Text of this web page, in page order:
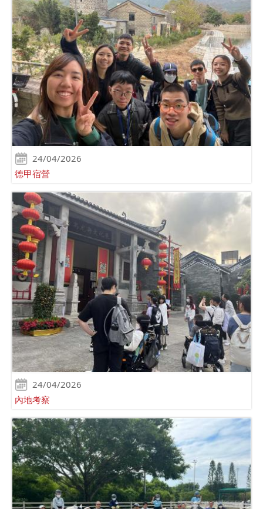
24/04/2026
德甲宿營
24/04/2026
內地考察